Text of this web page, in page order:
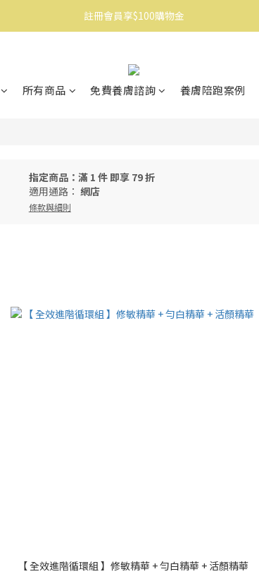
消費滿$1500免運
消費滿$1500免運
所有商品 免費養膚諮詢 養膚陪跑案例
指定商品：滿 1 件 即享 79 折
適用通路： 網店
條款與細則
【 全效進階循環組 】修敏精華 + 勻白精華 + 活顏精華